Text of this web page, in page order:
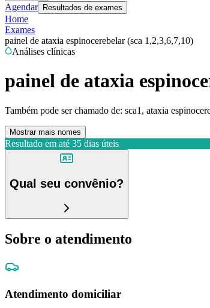
Agendar Resultados de exames
Home
Exames
painel de ataxia espinocerebelar (sca 1,2,3,6,7,10)
Análises clínicas
painel de ataxia
Também pode ser chamado de: sca1, ataxia
Mostrar mais nomes
Resultado em até 35 dias úteis
Qual seu convênio?
Sobre o atendimento
Atendimento domiciliar